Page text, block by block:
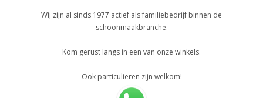
Wij zijn al sinds 1977 actief als familiebedrijf binnen de
schoonmaakbranche.
Kom gerust langs in een van onze winkels.
Ook particulieren zijn welkom!